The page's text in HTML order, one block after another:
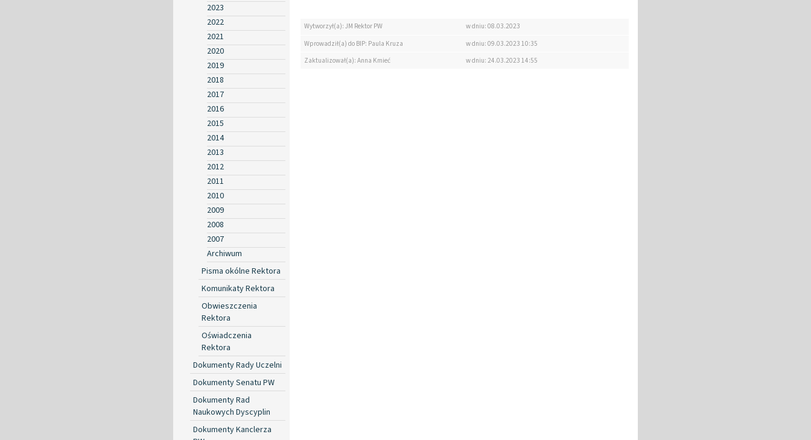
2023
2022
2021
2020
2019
2018
2017
2016
2015
2014
2013
2012
2011
2010
2009
2008
2007
Archiwum
Pisma okólne Rektora
Komunikaty Rektora
Obwieszczenia
Rektora
Oświadczenia
Rektora
Dokumenty Rady Uczelni
Dokumenty Senatu PW
Dokumenty Rad
Naukowych Dyscyplin
Dokumenty Kanclerza
Wytworzył(a): JM Rektor PW
w dniu: 08.03.2023
Wprowadził(a) do BIP: Paula Kruza
w dniu: 09.03.2023 10:35
Zaktualizował(a): Anna Kmieć
w dniu: 24.03.2023 14:55